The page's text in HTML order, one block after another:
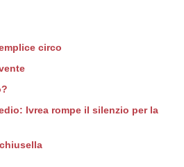
circo
Ivrea rompe il silenzio per la